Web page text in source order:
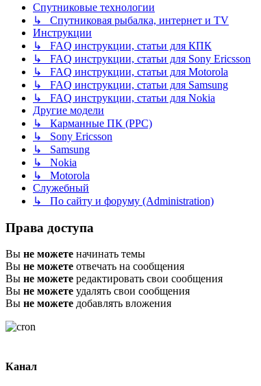
Спутниковые технологии
↳ Спутниковая рыбалка, интернет и TV
Инструкции
↳ FAQ инструкции, статьи для КПК
↳ FAQ инструкции, статьи для Sony Ericsson
↳ FAQ инструкции, статьи для Motorola
↳ FAQ инструкции, статьи для Samsung
↳ FAQ инструкции, статьи для Nokia
Другие модели
↳ Карманные ПК (PPC)
↳ Sony Ericsson
↳ Samsung
↳ Nokia
↳ Motorola
Служебный
↳ По сайту и форуму (Administration)
Права доступа
Вы не можете начинать темы
Вы не можете отвечать на сообщения
Вы не можете редактировать свои сообщения
Вы не можете удалять свои сообщения
Вы не можете добавлять вложения
Канал